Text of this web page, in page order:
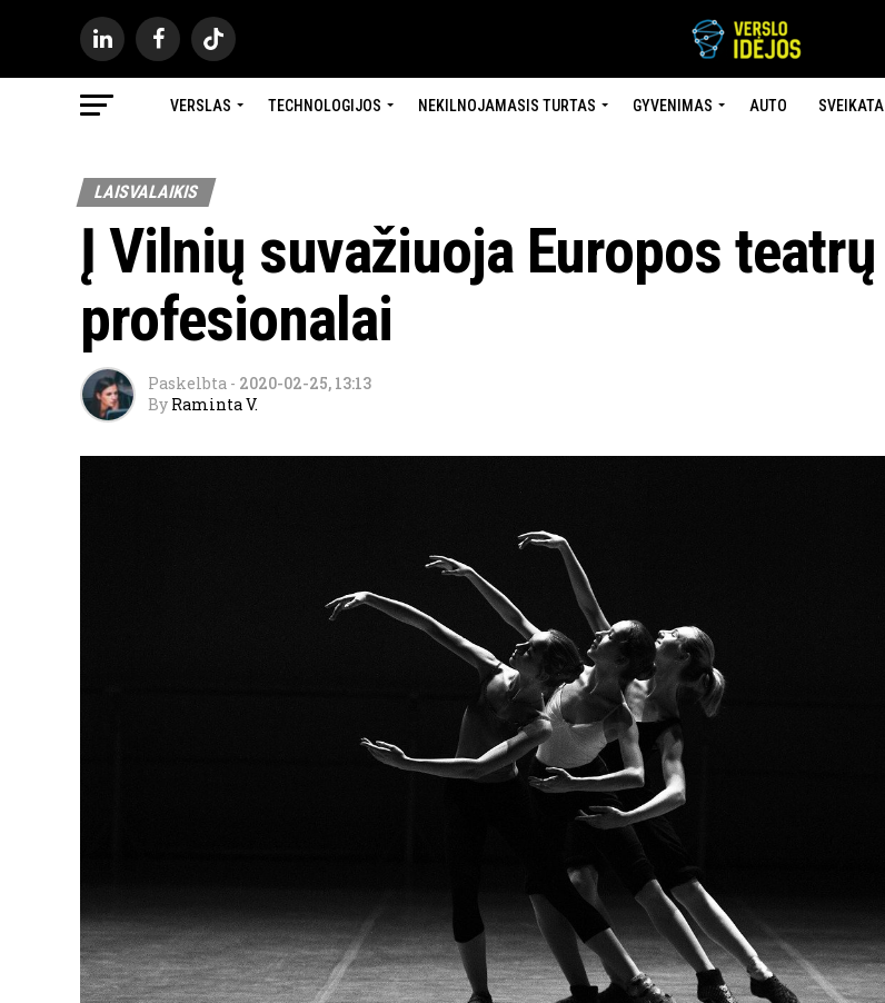
VERSLAS TECHNOLOGIJOS NEKILNOJAMASIS TURTAS GYVENIMAS AUTO SVEIKATA
LAISVALAIKIS
Į Vilnių suvažiuoja Europos teatrų
profesionalai
Paskelbta - 2020-02-25, 13:13
By Raminta V.